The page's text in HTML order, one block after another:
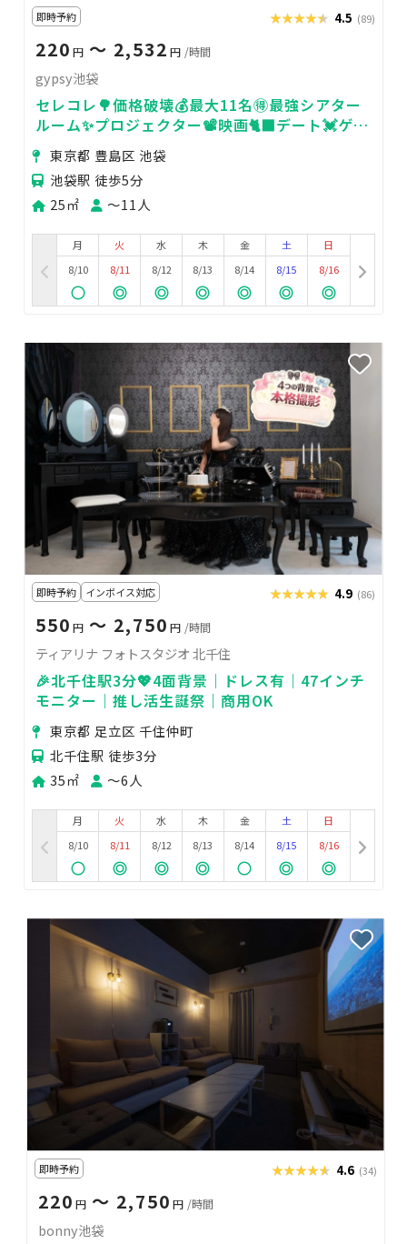
即時予約 ★★★★★
★★★★★ 4.5 (89)
220 円 〜 2,532 円 /時間
gypsy池袋
セレコレ🌳価格破壊💰最大11名🉐最強シアター
ルーム✨プロジェクター📽️映画🐈‍⬛デート💓ゲー
ム🎮推し活🌟gypsy池袋
東京都 豊島区 池袋
池袋駅 徒歩5分
25㎡
〜11人
月
8/10
火
8/11
水
8/12
木
8/13
金
8/14
土
8/15
日
8/16
即時予約 インボイス対応 ★★★★★
★★★★★ 4.9 (86)
550 円 〜 2,750 円 /時間
ティアリナ フォトスタジオ 北千住
🎉北千住駅3分💖4面背景｜ドレス有｜47インチ
モニター｜推し活生誕祭｜商用OK
東京都 足立区 千住仲町
北千住駅 徒歩3分
35㎡
〜6人
月
8/10
火
8/11
水
8/12
木
8/13
金
8/14
土
8/15
日
8/16
即時予約 ★★★★★
★★★★★ 4.6 (34)
220 円〜 2,750 円 /時間
bonny池袋